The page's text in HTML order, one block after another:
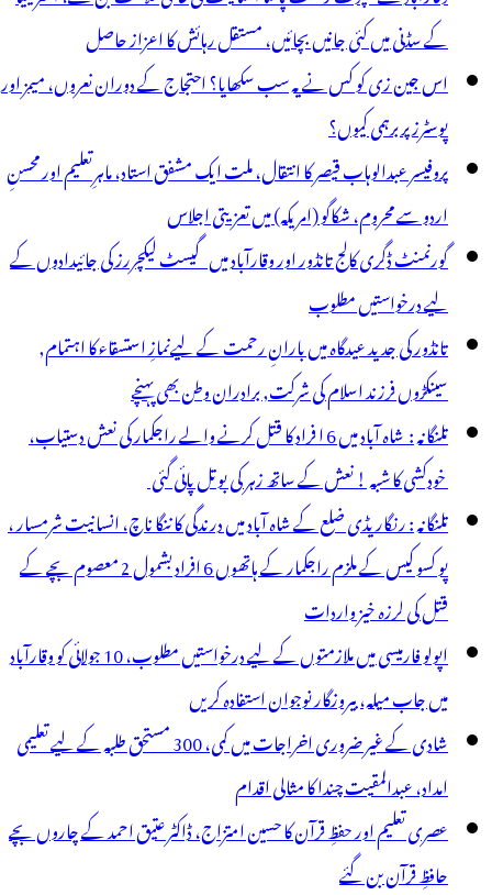
کے سڈنی میں کئی جانیں بچائیں، مستقل رہائش کا اعزاز حاصل
اس جین زی کو کس نے یہ سب سکھایا؟ احتجاج کے دوران نعروں، میمز اور
پوسٹرز پر برہمی کیوں؟
پروفیسر عبدالوہاب قیصر کا انتقال، ملت ایک مشفق استاد، ماہرِتعلیم اور محسنِ
اردو سے محروم، شکاگو (امریکہ) میں تعزیتی اجلاس
گورنمنٹ ڈگری کالج تانڈور اور وقارآباد میں گیسٹ لیکچررز کی جائیدادوں کے
لیے درخواستیں مطلوب
تانڈور کی جدید عیدگاہ میں بارانِ رحمت کے لیےنمازِ استسقاء کا اہتمام,
سینکڑوں فرزند اسلام کی شرکت, برادران وطن بھی پہنچے
تلنگانہ : شاہ آباد میں 6 ا فراد کا قتل کرنے والے راجکمار کی نعش دستیاب،
خودکشی کا شبہ ! نعش کے ساتھ زہر کی بوتل پائی گئی
تلنگانہ : رنگاریڈی ضلع کے شاہ آباد میں درندگی کا ننگا ناچ، انسانیت شرمسار ،
پو کسو کیس کے ملزم راجکمار کے ہاتھوں 6 افراد بشمول 2 معصوم بچے کے
قتل کی لرزہ خیز واردات
اپولو فارمیسی میں ملازمتوں کے لیے درخواستیں مطلوب، 10 جولائی کو وقارآباد
میں جاب میلہ، بیروزگار نوجوان استفادہ کریں
شادی کے غیر ضروری اخراجات میں کمی، 300 مستحق طلبہ کے لیے تعلیمی
امداد، عبدالمقیت چندا کا مثالی اقدام
عصری تعلیم اور حفظِ قرآن کا حسین امتزاج، ڈاکٹر عتیق احمد کے چاروں بچے
حافظِ قرآن بن گئے